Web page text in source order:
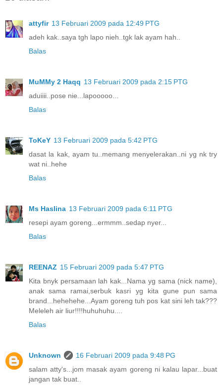
attyfir 13 Februari 2009 pada 12:49 PTG
adeh kak..saya tgh lapo nieh..tgk lak ayam hah..
Balas
MuMMy 2 Haqq 13 Februari 2009 pada 2:15 PTG
aduiiii..pose nie...lapooooo...
Balas
ToKeY 13 Februari 2009 pada 5:42 PTG
dasat la kak, ayam tu..memang menyelerakan..ni yg nk try
wat ni..hehe
Balas
Ms Haslina 13 Februari 2009 pada 6:11 PTG
resepi ayam goreng...ermmm..sedap nyer...
Balas
REENAZ 15 Februari 2009 pada 5:47 PTG
Kita bnyk persamaan lah kak...Nama yg sama (nick name),
anak sama ramai,serbuk kasri yg kita gune pun sama
brand...hehehehe...Ayam goreng tuh pos kat sini leh tak???
Meleleh air liur!!!!huhuhuhu....
Balas
Unknown
16 Februari 2009 pada 9:48 PG
salam atty's...jom masak ayam goreng ni kalau lapar...buat
jangan tak buat..